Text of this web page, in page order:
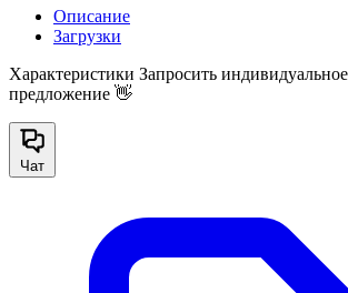
Описание
Загрузки
Характеристики Запросить
предложение 👋
Чат